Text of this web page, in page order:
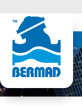
Skip
content